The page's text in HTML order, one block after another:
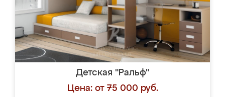
Детская "Ральф"
Цена: от 75 000 руб.